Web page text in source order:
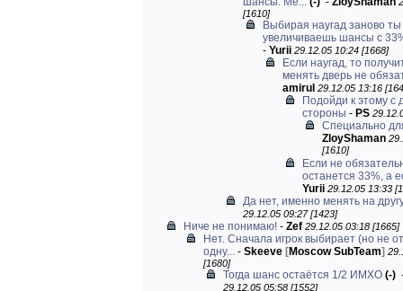
[1610]
Выбирая наугад заново ты
увеличиваешь шансы с
- Yurii 29.12.05 10:24 [1668]
Если наугад, то
менять дверь не
amirul 29.12.05 13:16
Подойди к этому с
стороны - PS
Специально
ZloyShaman
[1610]
Если не
останется 33%, а
Yurii 29.12.05 13:33
Да нет, именно менять на
29.12.05 09:27 [1423]
Ниче не понимаю! - Zef 29.12.05 03:18 [1665]
Нет. Сначала игрок выбирает (но не
одну... - Skeeve [Moscow SubTeam]
[1680]
Тогда шанс остаётся 1/2 ИМХО (-)
29.12.05 05:58 [1552]